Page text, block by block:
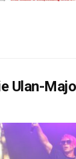
Ulan-